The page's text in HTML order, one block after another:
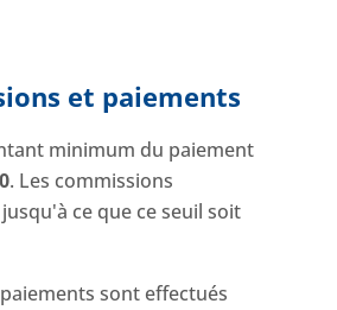
et paiements
minimum du paiement
. Les commissions
ce que ce seuil soit
sont effectués